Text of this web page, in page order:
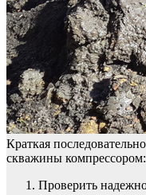
Краткая
скважины компрессором:
Проверить